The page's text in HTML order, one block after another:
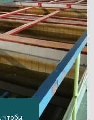
чтобы